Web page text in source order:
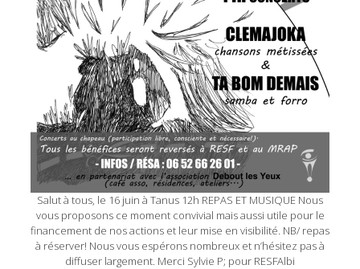
Salut à tous, le 16 juin à Tanus 12h REPAS ET MUSIQUE Nous
vous proposons ce moment convivial mais aussi utile pour le
financement de nos actions et leur mise en visibilité. NB/ repas
à réserver! Nous vous espérons nombreux et n’hésitez pas à
diffuser largement. Merci Sylvie P; pour RESFAlbi